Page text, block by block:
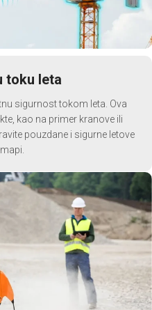
toku leta
sigurnost tokom leta. Ova
kao na primer kranove ili
pouzdane i sigurne letove